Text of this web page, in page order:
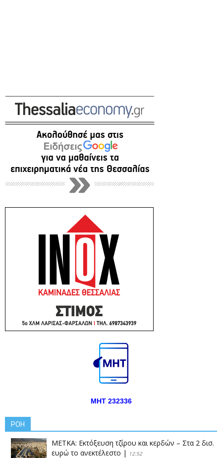
ΜΗΤ 232336
ΡΟΗ
ΜΕΤΚΑ: Εκτόξευση τζίρου και κερδών – Στα 2 δισ.
ευρώ το ανεκτέλεστο | 12:52